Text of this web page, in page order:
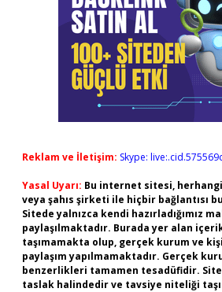
Reklam ve İletişim: Skype:
Yasal Uyarı: Bu internet sitesi,
veya şahıs şirketi ile hiçbir bağlantısı
Sitede yalnızca kendi hazırladığımız
paylaşılmaktadır. Burada yer alan
taşımamakta olup, gerçek kurum ve
paylaşım yapılmamaktadır. Gerçek
benzerlikleri tamamen tesadüfidir.
taslak halindedir ve tavsiye niteliği